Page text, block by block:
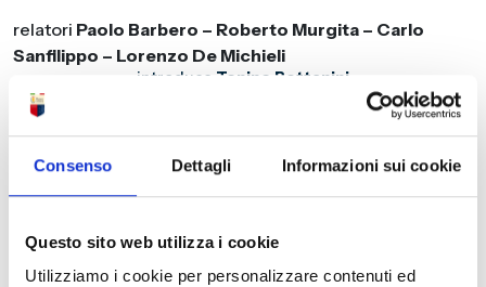
Consenso Dettagli Informazioni sui cookie
Questo sito web utilizza i cookie
Utilizziamo i cookie per personalizzare contenuti ed
relatori Paolo Barbero – Roberto Murgita – Carlo
Sanfilippo – Lorenzo De Michieli
introduce Tonino Bettanini
Paolo Barbero
(Preparatore atletico Genoa cfc) e
assieme aCarlo Sanfilippo
Chief Operating Officer &
Product Development Director at Movendo Technology)
Technologies IIT INAIL Lab )illustreranno diverse
tematiche che vanno dalla riabilitazione all’utilizzo del